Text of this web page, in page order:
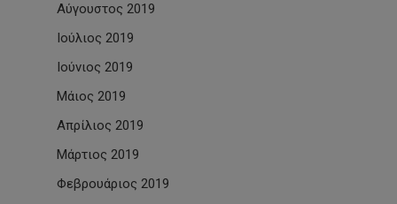
Αύγουστος 2019
Ιούλιος 2019
Ιούνιος 2019
Μάιος 2019
Απρίλιος 2019
Μάρτιος 2019
Φεβρουάριος 2019